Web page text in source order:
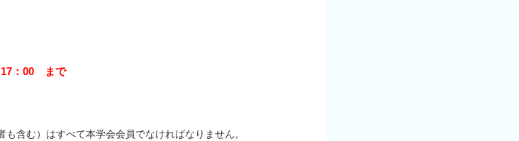
17：00 まで
も含む）はすべて本学会会員でなければなりません。